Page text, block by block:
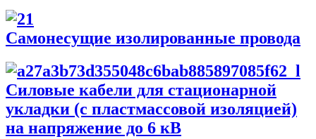
Самонесущие изолированные провода
Силовые кабели для стационарной
укладки (с пластмассовой изоляцией)
на напряжение до 6 кВ